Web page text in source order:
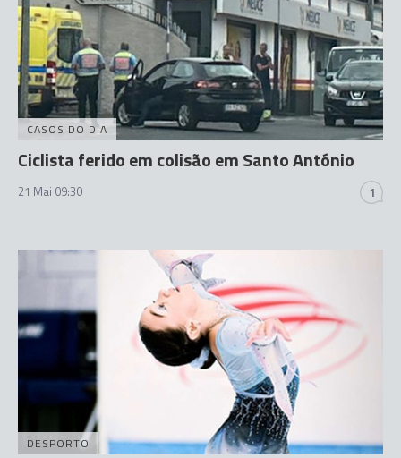
CASOS DO DIA
Ciclista ferido em colisão em Santo António
21 Mai 09:30 1
DESPORTO